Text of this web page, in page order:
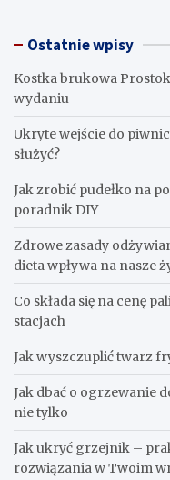
Ostatnie wpisy
Kostka brukowa
wydaniu
Ukryte wejście do
służyć?
Jak zrobić pudełko na
poradnik DIY
Zdrowe zasady
dieta wpływa na nasze
Co składa się na cenę
stacjach
Jak wyszczuplić twarz
Jak dbać o ogrzewanie
nie tylko
Jak ukryć grzejnik –
rozwiązania w Twoim